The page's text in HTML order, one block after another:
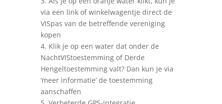
via een link of winkelwagentje direct de
VISpas van de betreffende vereniging
kopen
4. Klik je op een water dat onder de
NachtVIStoestemming of Derde
Hengeltoestemming valt? Dan kun je via
‘meer informatie’ de toestemming
aanschaffen